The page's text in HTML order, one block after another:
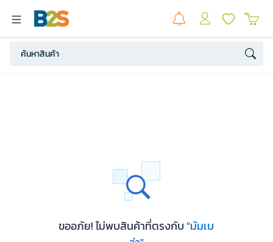
ขออภัย! ไม่พบสินค้าที่ตรงกับ"มัมเบ